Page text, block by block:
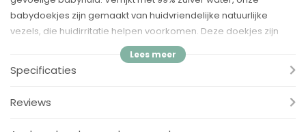
babydoekjes zijn gemaakt van huidvriendelijke natuurlijke
vezels, die huidirritatie helpen voorkomen. Deze doekjes zijn
zacht genoeg voor het hele lichaam, te gebruiken vanaf de 1e
De doekjes van Huggies zijn veilig voor baby: ze zijn
Specificaties
Reviews